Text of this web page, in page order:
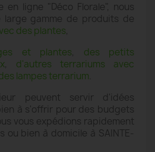
en ligne "Déco Florale", nous
large gamme de produits de
des plantes,
et plantes, des petits
, d'autres terrariums avec
lampes terrarium
peuvent servir d'idées
à s'offrir pour des budgets
vous expédions rapidement
ou bien à domicile à SAINTE-